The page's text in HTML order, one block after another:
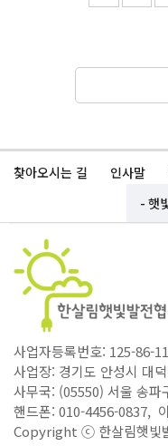
찾아오시는 길 인사말
사업자등록번호: 125-86-
사업장: 경기도 안성시 대
사무국: (05550) 서울 송파
핸드폰: 010-4456-0837,
Copyright ⓒ 한살림햇빛